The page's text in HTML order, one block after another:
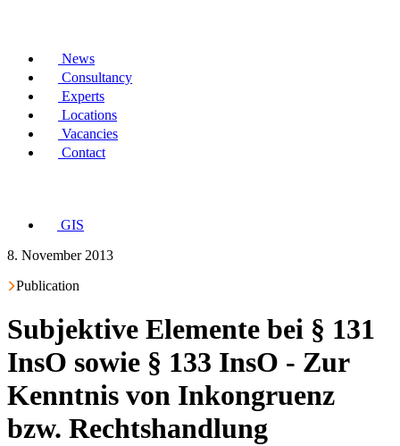
News
Consultancy
Experts
Locations
Vacancies
Contact
GIS
8. November 2013
Publication
Subjektive Elemente bei § 131
InsO sowie § 133 InsO - Zur
Kenntnis von Inkongruenz
bzw. Rechtshandlung